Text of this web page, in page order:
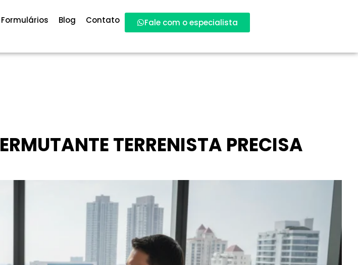
Formulários Blog Contato Fale com o especialista
TERRENISTA PRECISA